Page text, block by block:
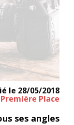
le 28/05/2018
Première Place
ses angles